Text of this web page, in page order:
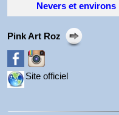
Nevers et environs
Pink Art Roz
Site officiel